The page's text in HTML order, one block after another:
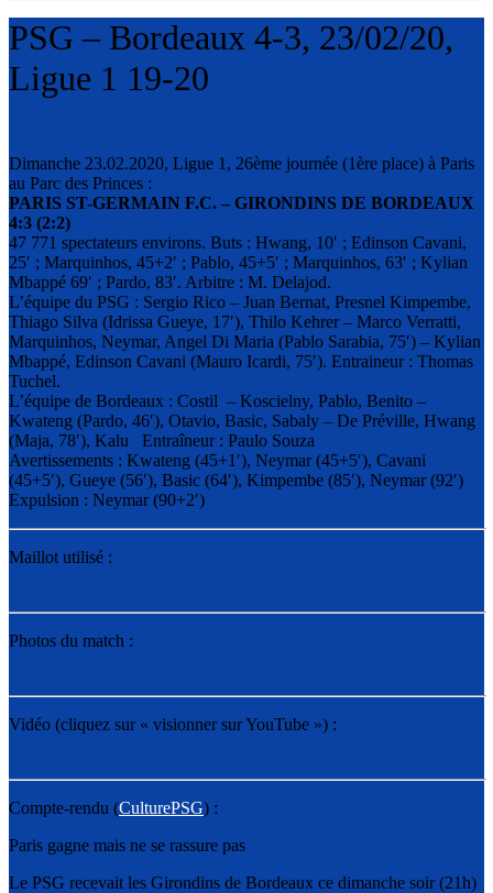
PSG – Bordeaux 4-3, 23/02/20,
Ligue 1 19-20
Dimanche 23.02.2020, Ligue 1, 26ème journée (1ère place) à Paris
au Parc des Princes :
PARIS ST-GERMAIN F.C. – GIRONDINS DE BORDEAUX
4:3 (2:2)
47 771 spectateurs environs. Buts : Hwang, 10′ ; Edinson Cavani,
25′ ; Marquinhos, 45+2′ ; Pablo, 45+5′ ; Marquinhos, 63′ ; Kylian
Mbappé 69′ ; Pardo, 83′. Arbitre : M. Delajod.
L’équipe du PSG : Sergio Rico – Juan Bernat, Presnel Kimpembe,
Thiago Silva (Idrissa Gueye, 17′), Thilo Kehrer – Marco Verratti,
Marquinhos, Neymar, Angel Di Maria (Pablo Sarabia, 75′) – Kylian
Mbappé, Edinson Cavani (Mauro Icardi, 75′). Entraineur : Thomas
Tuchel.
L’équipe de Bordeaux : Costil – Koscielny, Pablo, Benito –
Kwateng (Pardo, 46′), Otavio, Basic, Sabaly – De Préville, Hwang
(Maja, 78′), Kalu Entraîneur : Paulo Souza
Avertissements : Kwateng (45+1′), Neymar (45+5′), Cavani
(45+5′), Gueye (56′), Basic (64′), Kimpembe (85′), Neymar (92′)
Expulsion : Neymar (90+2′)
Maillot utilisé :
Photos du match :
Vidéo (cliquez sur « visionner sur YouTube ») :
Compte-rendu (CulturePSG) :
Paris gagne mais ne se rassure pas
Le PSG recevait les Girondins de Bordeaux ce dimanche soir (21h)